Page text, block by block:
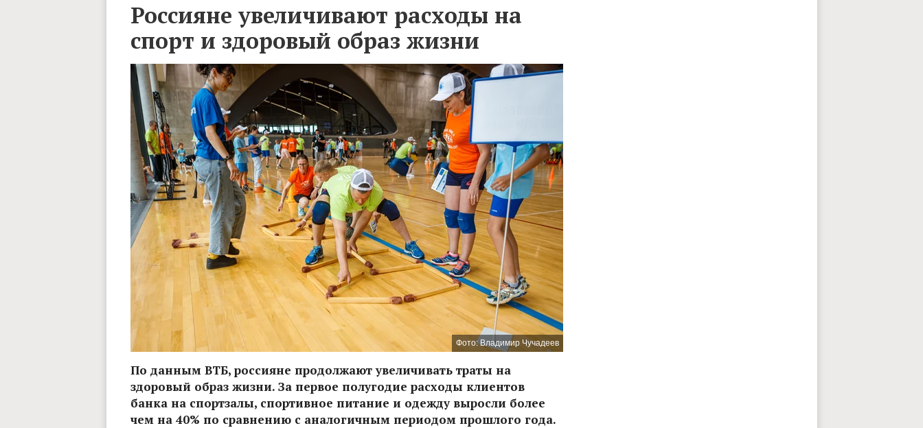
Россияне увеличивают расходы на
спорт и здоровый образ жизни
Фото: Владимир Чучадеев
По данным ВТБ, россияне продолжают увеличивать траты на
здоровый образ жизни. За первое полугодие расходы клиентов
банка на спортзалы, спортивное питание и одежду выросли более
чем на 40% по сравнению с аналогичным периодом прошлого года.